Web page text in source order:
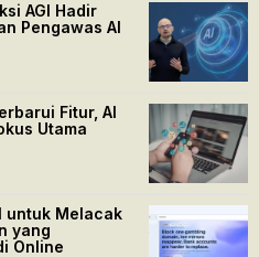
AGI Hadir
Pengawas AI
Fitur, AI
Utama
untuk Melacak
yang
Online